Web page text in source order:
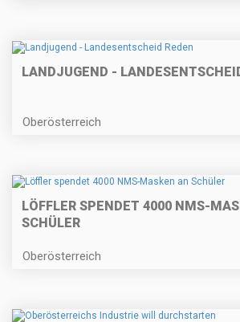
LANDJUGEND -
Oberösterreich
LÖFFLER SPENDET 4000 NMS-
SCHÜLER
Oberösterreich